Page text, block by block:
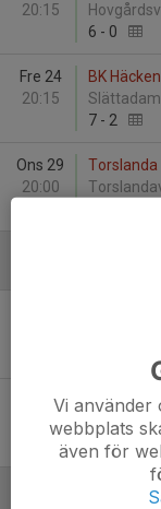
20:15
6 - 0
Fre 24
20:15
BK
7 - 2
Ons 29
20:00
Torslanda
Onsala
Fre 29
19:30
Lindome
Lindevi IP
3 -1
Vi använder
webbplats
även för